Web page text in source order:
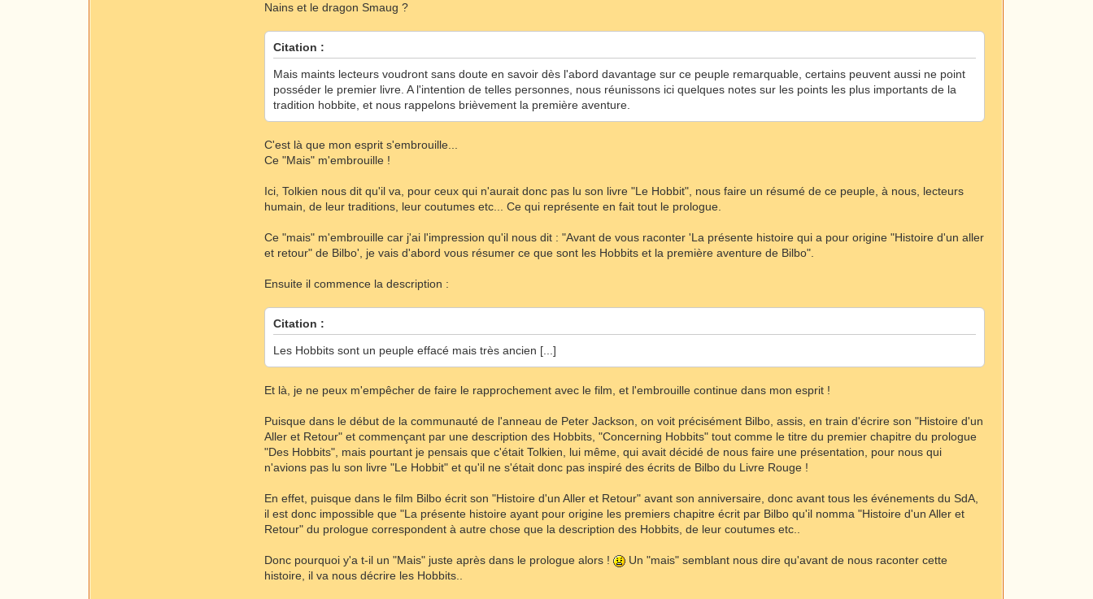
Nains et le dragon Smaug ?
Citation :
Mais maints lecteurs voudront sans doute en savoir dès l'abord davantage sur ce peuple remarquable, certains peuvent aussi ne point
posséder le premier livre. A l'intention de telles personnes, nous réunissons ici quelques notes sur les points les plus importants de la
tradition hobbite, et nous rappelons brièvement la première aventure.
C'est là que mon esprit s'embrouille...
Ce "Mais" m'embrouille !
Ici, Tolkien nous dit qu'il va, pour ceux qui n'aurait donc pas lu son livre "Le Hobbit", nous faire un résumé de ce peuple, à nous, lecteurs
humain, de leur traditions, leur coutumes etc... Ce qui représente en fait tout le prologue.
Ce "mais" m'embrouille car j'ai l'impression qu'il nous dit : "Avant de vous raconter 'La présente histoire qui a pour origine "Histoire d'un aller
et retour" de Bilbo', je vais d'abord vous résumer ce que sont les Hobbits et la première aventure de Bilbo".
Ensuite il commence la description :
Citation :
Les Hobbits sont un peuple effacé mais très ancien [...]
Et là, je ne peux m'empêcher de faire le rapprochement avec le film, et l'embrouille continue dans mon esprit !
Puisque dans le début de la communauté de l'anneau de Peter Jackson, on voit précisément Bilbo, assis, en train d'écrire son "Histoire d'un
Aller et Retour" et commençant par une description des Hobbits, "Concerning Hobbits" tout comme le titre du premier chapitre du prologue
"Des Hobbits", mais pourtant je pensais que c'était Tolkien, lui même, qui avait décidé de nous faire une présentation, pour nous qui
n'avions pas lu son livre "Le Hobbit" et qu'il ne s'était donc pas inspiré des écrits de Bilbo du Livre Rouge !
En effet, puisque dans le film Bilbo écrit son "Histoire d'un Aller et Retour" avant son anniversaire, donc avant tous les événements du SdA,
il est donc impossible que "La présente histoire ayant pour origine les premiers chapitre écrit par Bilbo qu'il nomma "Histoire d'un Aller et
Retour" du prologue correspondent à autre chose que la description des Hobbits, de leur coutumes etc..
Donc pourquoi y'a t-il un "Mais" juste après dans le prologue alors !
Un "mais" semblant nous dire qu'avant de nous raconter cette
histoire, il va nous décrire les Hobbits..